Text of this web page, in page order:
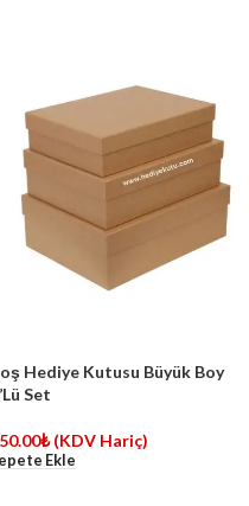
Hediye Kutusu Büyük Boy
Set
₺ (KDV Hariç)
Ekle